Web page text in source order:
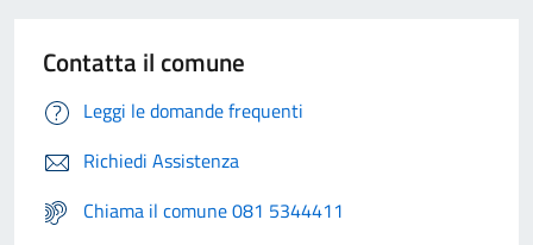
Contatta il comune
Leggi le domande frequenti
Richiedi Assistenza
Chiama il comune 081 5344411